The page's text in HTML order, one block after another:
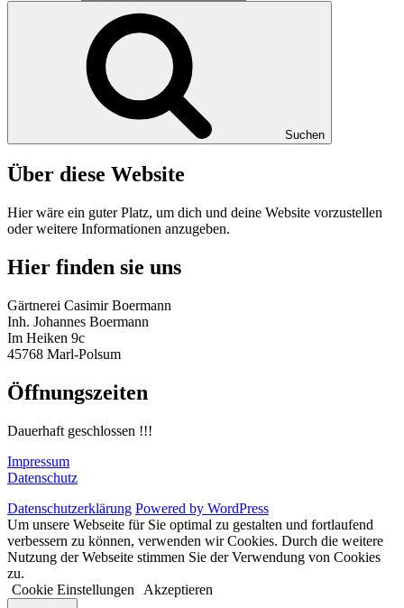
Suchen
Über diese Website
Hier wäre ein guter Platz, um dich und deine Website vorzustellen
oder weitere Informationen anzugeben.
Hier finden sie uns
Gärtnerei Casimir Boermann
Inh. Johannes Boermann
Im Heiken 9c
45768 Marl-Polsum
Öffnungszeiten
Dauerhaft geschlossen !!!
Impressum
Datenschutz
Datenschutzerklärung Powered by WordPress
Um unsere Webseite für Sie optimal zu gestalten und fortlaufend
verbessern zu können, verwenden wir Cookies. Durch die weitere
Nutzung der Webseite stimmen Sie der Verwendung von Cookies
zu.
Cookie Einstellungen
Akzeptieren